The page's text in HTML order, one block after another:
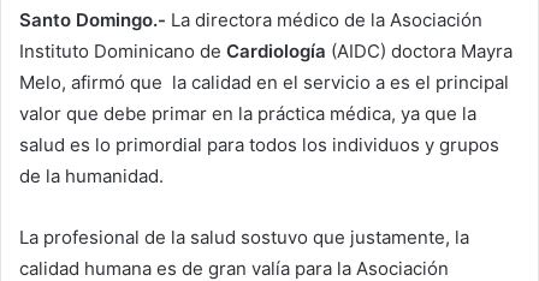
Santo Domingo.- La directora médico de la Asociación
Instituto Dominicano de Cardiología (AIDC) doctora Mayra
Melo, afirmó que la calidad en el servicio a es el principal
valor que debe primar en la práctica médica, ya que la
salud es lo primordial para todos los individuos y grupos
de la humanidad.
La profesional de la salud sostuvo que justamente, la
calidad humana es de gran valía para la Asociación